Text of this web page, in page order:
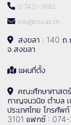
0-7431-7682
edu@tsu.ac.th
สงขลา : 140 ถ.
จ.สงขลา
แผนที่ตั้ง
คณะศึกษาศาสต
กาญจนวนิช ตำบล เ
ประเทศไทย โทรศั
3101 แฟกซ์ :